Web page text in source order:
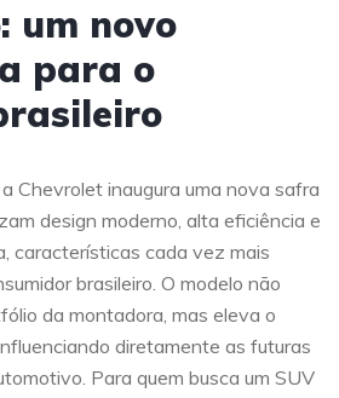
um novo
para o
Chevrolet inaugura uma nova safra
design moderno, alta eficiência e
características cada vez mais
brasileiro. O modelo não
da montadora, mas eleva o
diretamente as futuras
Para quem busca um SUV